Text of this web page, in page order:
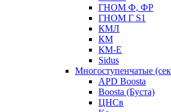
ГНОМ Ф, ФР
ГНОМ Г S1
КМЛ
КМ
КМ-Е
Sidus
Многоступенчатые
APD Boosta
Boosta (Буста)
ЦНСв